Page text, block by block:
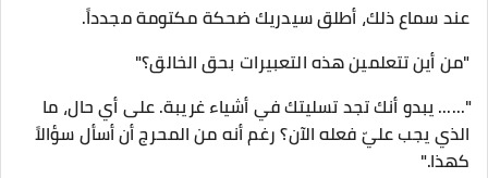
​عند سماع ذلك، أطلق سيدريك ضحكة مكتومة مجدداً.
"من أين تتعلمين هذه التعبيرات بحق الخالق؟"
"...... يبدو أنك تجد تسليتك في أشياء غريبة. على أي حال، ما
الذي يجب عليّ فعله الآن؟ رغم أنه من المحرج أن أسأل سؤالاً
كهذا."